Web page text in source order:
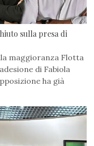
sulla presa di
maggioranza Flotta
di Fabiola
ha già